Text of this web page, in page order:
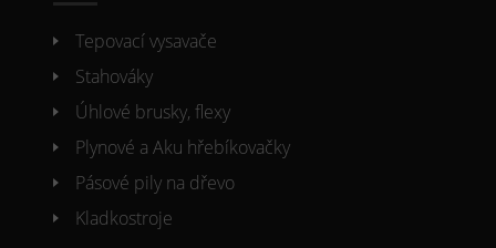
Tepovací vysavače
Stahováky
Úhlové brusky, flexy
Plynové a Aku hřebíkovačky
Pásové pily na dřevo
Kladkostroje